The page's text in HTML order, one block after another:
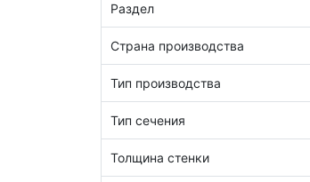
Раздел
Страна производства
Тип производства
Тип сечения
Толщина стенки